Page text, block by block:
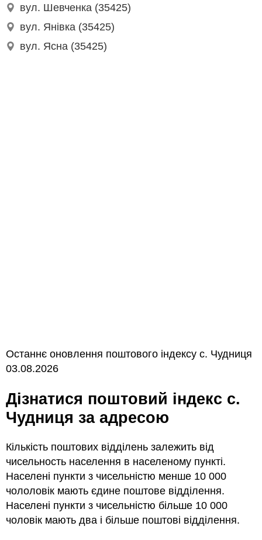
вул. Шевченка (35425)
вул. Янівка (35425)
вул. Ясна (35425)
Останнє оновлення поштового індексу с. Чудниця
03.08.2026
Дізнатися поштовий індекс с.
Чудниця за адресою
Кількість поштових відділень залежить від
чисельность населення в населеному пункті.
Населені пункти з чисельністю менше 10 000
чололовік мають єдине поштове відділення.
Населені пункти з чисельністю більше 10 000
чоловік мають два і більше поштові відділення.